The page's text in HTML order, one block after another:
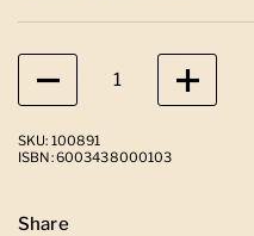
Anzahl
SKU: 100891
ISBN: 6003438000103
Share